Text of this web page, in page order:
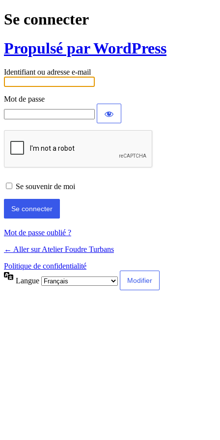
Se connecter
Propulsé par WordPress
Identifiant ou adresse e-mail
Mot de passe
Se souvenir de moi
Mot de passe oublié ?
← Aller sur Atelier Foudre Turbans
Politique de confidentialité
Langue